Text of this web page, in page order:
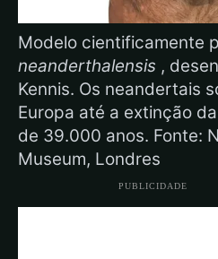
Modelo cientificamente
neanderthalensis ,
Kennis. Os neandertais
Europa até a extinção
de 39.000 anos. Fonte:
Museum, Londres
PUBLICIDADE